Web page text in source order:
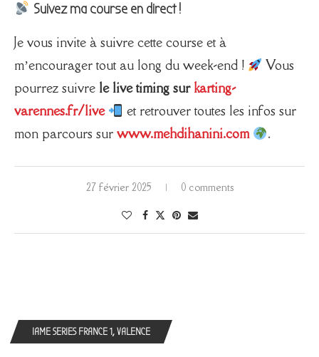
Suivez ma course en direct !
Je vous invite à suivre cette course et à
m’encourager tout au long du week-end !
Vous
pourrez suivre le live timing sur karting-
varennes.fr/live
et retrouver toutes les infos sur
mon parcours sur www.mehdihanini.com .
27 février 2025 0 comments
IAME SERIES FRANCE 1, VALENCE